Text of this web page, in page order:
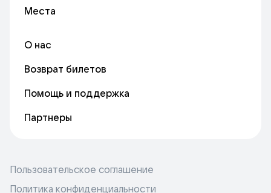
Места
О нас
Возврат билетов
Помощь и поддержка
Партнеры
Пользовательское соглашение
Политика конфиденциальности